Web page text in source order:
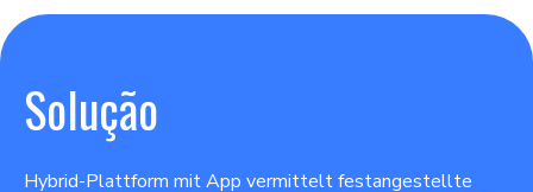
Solução
Hybrid-Plattform mit App vermittelt festangestellte